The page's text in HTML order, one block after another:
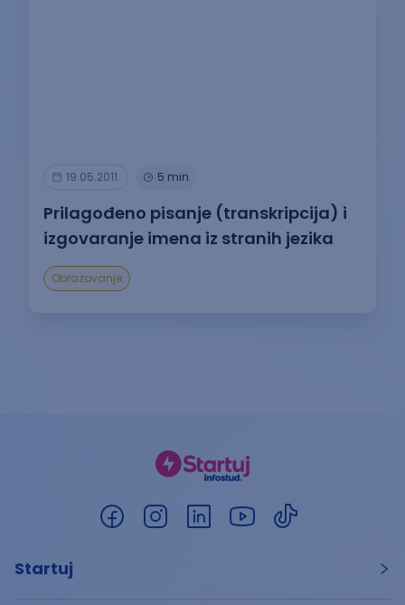
19.05.2011. 5 min
Prilagođeno pisanje (transkripcija) i
izgovaranje imena iz stranih jezika
Obrazovanje
Startuj